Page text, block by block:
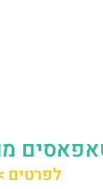
לפרטים